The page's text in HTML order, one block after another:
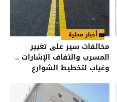
أخبار محلية
مخالفات سير على تغيير
المسرب والتفاف الإشارات ..
وغياب لتخطيط الشوارع